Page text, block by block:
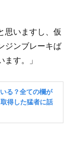
思いますし、仮
ジンブレーキば
す。」